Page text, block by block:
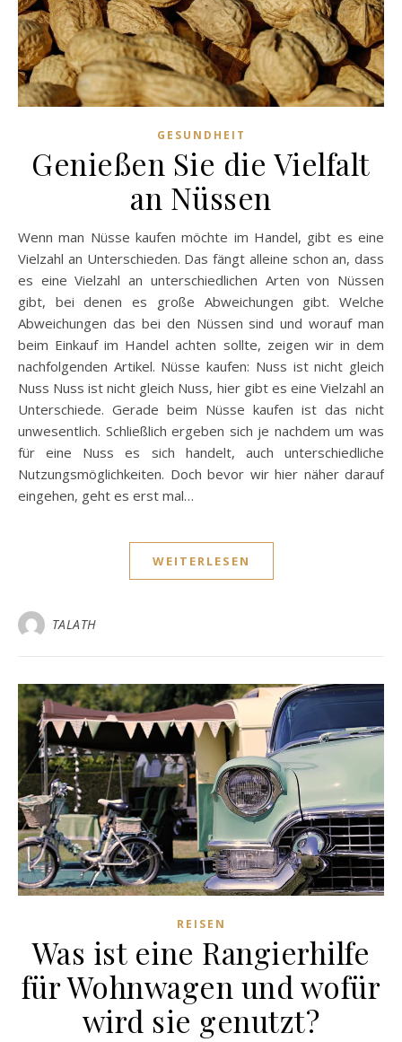
GESUNDHEIT
Genießen Sie die Vielfalt
an Nüssen
Wenn man Nüsse kaufen möchte im Handel, gibt es eine
Vielzahl an Unterschieden. Das fängt alleine schon an, dass
es eine Vielzahl an unterschiedlichen Arten von Nüssen
gibt, bei denen es große Abweichungen gibt. Welche
Abweichungen das bei den Nüssen sind und worauf man
beim Einkauf im Handel achten sollte, zeigen wir in dem
nachfolgenden Artikel. Nüsse kaufen: Nuss ist nicht gleich
Nuss Nuss ist nicht gleich Nuss, hier gibt es eine Vielzahl an
Unterschiede. Gerade beim Nüsse kaufen ist das nicht
unwesentlich. Schließlich ergeben sich je nachdem um was
für eine Nuss es sich handelt, auch unterschiedliche
Nutzungsmöglichkeiten. Doch bevor wir hier näher darauf
eingehen, geht es erst mal…
WEITERLESEN
TALATH
REISEN
Was ist eine Rangierhilfe
für Wohnwagen und wofür
wird sie genutzt?